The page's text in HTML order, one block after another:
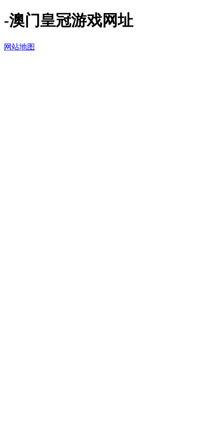
-澳门皇冠游戏网址
网站地图